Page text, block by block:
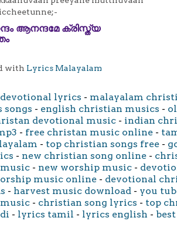
ആനന്ദമേ ക്രിസ്ത്യ
with Lyrics Malayalam
lyrics - malayalam
songs - english christian musics -
devotional music - indian
- free christan music online -
- top christian songs free -
- new christian song online -
- new worship music -
music online - devotional
- harvest music download - you
- christian song lyrics - top
- lyrics tamil - lyrics english -